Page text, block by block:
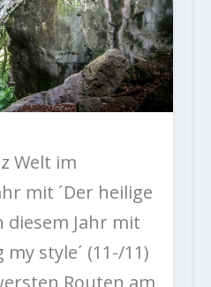
Welt im
mit ´Der heilige
diesem Jahr mit
style´ (11-/11)
Routen am